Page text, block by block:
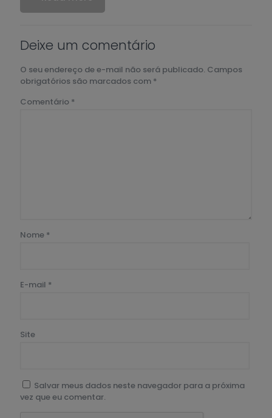
Deixe um comentário
O seu endereço de e-mail não será publicado. Campos
obrigatórios são marcados com *
Comentário *
Nome *
E-mail *
Site
Salvar meus dados neste navegador para a próxima
vez que eu comentar.